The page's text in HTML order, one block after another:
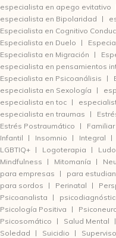
especialista en apego evitativo
especialista en Bipolaridad
Especialista en Cognitivo
Especialista en Duelo
Especialista en Migración
especialista en pensamientos
Especialista en Psicoanálisis
especialista en Sexología
especialista en toc
especialista en traumas
Estrés Postraumático
Familiar
Infantil
Insomnio Integral
LGBTIQ+
Logoterapia
Mindfulness
Mitomanía
para empresas
para
para sordos
Perinatal
Psicoanalista
Psicología Positiva
Psicosomático
Salud Mental
Soledad
Suicidio